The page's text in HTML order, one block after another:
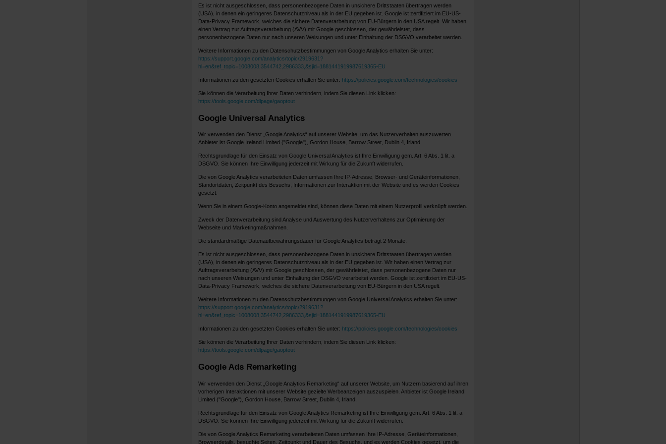
Es ist nicht ausgeschlossen, dass personenbezogene Daten in unsichere Drittstaaten übertragen werden
(USA), in denen ein geringeres Datenschutzniveau als in der EU gegeben ist. Google ist zertifiziert im EU-US-
Data-Privacy Framework, welches die sichere Datenverarbeitung von EU-Bürgern in den USA regelt. Wir haben
einen Vertrag zur Auftragsverarbeitung (AVV) mit Google geschlossen, der gewährleistet, dass
personenbezogene Daten nur nach unseren Weisungen und unter Einhaltung der DSGVO verarbeitet werden.
Weitere Informationen zu den Datenschutzbestimmungen von Google Analytics erhalten Sie unter:
https://support.google.com/analytics/topic/2919631?
hl=en&ref_topic=1008008,3544742,2986333,&sjid=1881441919987619365-EU
Informationen zu den gesetzten Cookies erhalten Sie unter: https://policies.google.com/technologies/cookies
Sie können die Verarbeitung Ihrer Daten verhindern, indem Sie diesen Link klicken:
https://tools.google.com/dlpage/gaoptout
Google Universal Analytics
Wir verwenden den Dienst „Google Analytics“ auf unserer Website, um das Nutzerverhalten auszuwerten.
Anbieter ist Google Ireland Limited ("Google"), Gordon House, Barrow Street, Dublin 4, Irland.
Rechtsgrundlage für den Einsatz von Google Universal Analytics ist Ihre Einwilligung gem. Art. 6 Abs. 1 lit. a
DSGVO. Sie können Ihre Einwilligung jederzeit mit Wirkung für die Zukunft widerrufen.
Die von Google Analytics verarbeiteten Daten umfassen Ihre IP-Adresse, Browser- und Geräteinformationen,
Standortdaten, Zeitpunkt des Besuchs, Informationen zur Interaktion mit der Website und es werden Cookies
gesetzt.
Wenn Sie in einem Google-Konto angemeldet sind, können diese Daten mit einem Nutzerprofil verknüpft werden.
Zweck der Datenverarbeitung sind Analyse und Auswertung des Nutzerverhaltens zur Optimierung der
Webseite und Marketingmaßnahmen.
Die standardmäßige Datenaufbewahrungsdauer für Google Analytics beträgt 2 Monate.
Es ist nicht ausgeschlossen, dass personenbezogene Daten in unsichere Drittstaaten übertragen werden
(USA), in denen ein geringeres Datenschutzniveau als in der EU gegeben ist. Wir haben einen Vertrag zur
Auftragsverarbeitung (AVV) mit Google geschlossen, der gewährleistet, dass personenbezogene Daten nur
nach unseren Weisungen und unter Einhaltung der DSGVO verarbeitet werden. Google ist zertifiziert im EU-US-
Data-Privacy Framework, welches die sichere Datenverarbeitung von EU-Bürgern in den USA regelt.
Weitere Informationen zu den Datenschutzbestimmungen von Google Universal Analytics erhalten Sie unter:
https://support.google.com/analytics/topic/2919631?
hl=en&ref_topic=1008008,3544742,2986333,&sjid=1881441919987619365-EU
Informationen zu den gesetzten Cookies erhalten Sie unter: https://policies.google.com/technologies/cookies
Sie können die Verarbeitung Ihrer Daten verhindern, indem Sie diesen Link klicken:
https://tools.google.com/dlpage/gaoptout
Google Ads Remarketing
Wir verwenden den Dienst „Google Analytics Remarketing“ auf unserer Website, um Nutzern basierend auf ihren
vorherigen Interaktionen mit unserer Website gezielte Werbeanzeigen auszuspielen. Anbieter ist Google Ireland
Limited ("Google"), Gordon House, Barrow Street, Dublin 4, Irland.
Rechtsgrundlage für den Einsatz von Google Analytics Remarketing ist Ihre Einwilligung gem. Art. 6 Abs. 1 lit. a
DSGVO. Sie können Ihre Einwilligung jederzeit mit Wirkung für die Zukunft widerrufen.
Die von Google Analytics Remarketing verarbeiteten Daten umfassen Ihre IP-Adresse, Geräteinformationen,
Browserdetails, besuchte Seiten, Zeitpunkt und Dauer des Besuchs, und es werden Cookies gesetzt, um die